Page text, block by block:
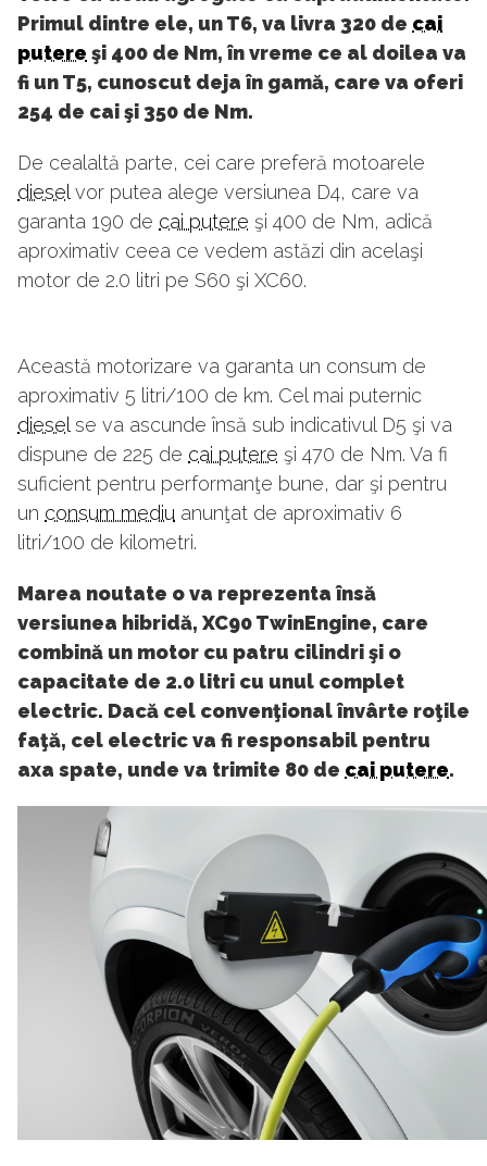
Primul dintre ele, un T6, va livra 320 de cai
putere şi 400 de Nm, în vreme ce al doilea va
fi un T5, cunoscut deja în gamă, care va oferi
254 de cai şi 350 de Nm.
De cealaltă parte, cei care preferă motoarele
dieselvor putea alege versiunea D4, care va
garanta 190 de cai putere şi 400 de Nm, adică
aproximativ ceea ce vedem astăzi din acelaşi
motor de 2.0 litri pe S60 şi XC60.
Această motorizare va garanta un consum de
aproximativ 5 litri/100 de km. Cel mai puternic
dieselse va ascunde însă sub indicativul D5 şi va
dispune de 225 de cai putere şi 470 de Nm. Va fi
suficient pentru performanţe bune, dar şi pentru
un consum mediu anunţat de aproximativ 6
litri/100 de kilometri.
Marea noutate o va reprezenta însă
versiunea hibridă, XC90 TwinEngine, care
combină un motor cu patru cilindri şi o
capacitate de 2.0 litri cu unul complet
electric. Dacă cel convenţional învârte roţile
faţă, cel electric va fi responsabil pentru
axa spate, unde va trimite 80 de cai putere.